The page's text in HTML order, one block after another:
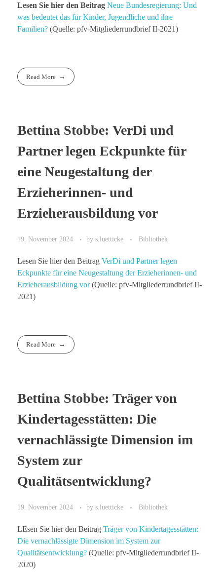
Lesen Sie hier den Beitrag Neue Bundesregierung: Und
was bedeutet das für Kinder, Jugendliche und ihre
Familien? (Quelle: pfv-Mitgliederrundbrief II-2021)
Read More
Bettina Stobbe: VerDi und
Partner legen Eckpunkte für
eine Neugestaltung der
Erzieherinnen- und
Erzieherausbildung vor
19. November 2024 by s.luetticke Bibliothek
Lesen Sie hier den Beitrag VerDi und Partner legen
Eckpunkte für eine Neugestaltung der Erzieherinnen- und
Erzieherausbildung vor(Quelle: pfv-Mitgliederrundbrief II-
2021)
Read More
Bettina Stobbe: Träger von
Kindertagesstätten: Die
vernachlässigte Dimension im
System zur
Qualitätsentwicklung?
19. November 2024 by s.luetticke Bibliothek
LEsen Sie hier den Beitrag Träger von Kindertagesstätten:
Die vernachlässigte Dimension im System zur
Qualitätsentwicklung? (Quelle: pfv-Mitgliederrundbrief II-
2020)